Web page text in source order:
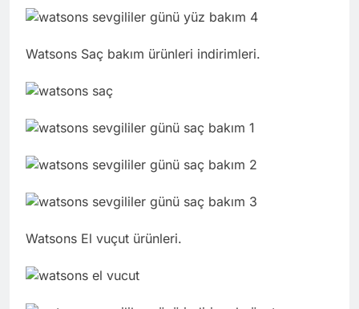
Watsons Saç bakım ürünleri indirimleri.
Watsons El vuçut ürünleri.